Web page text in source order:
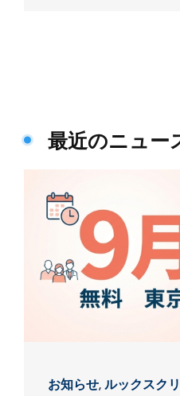
最近のニュー
お知らせ,ルックスク